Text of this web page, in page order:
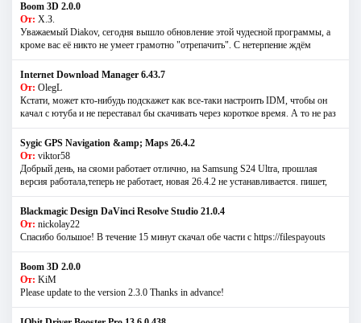
Boom 3D 2.0.0
От: Х.З.
Уважаемый Diakov, сегодня вышло обновление этой чудесной программы, а
кроме вас её никто не умеет грамотно "отрепачить". С нетерпение ждём
Internet Download Manager 6.43.7
От: OlegL
Кстати, может кто-нибудь подскажет как все-таки настроить IDM, чтобы он
качал с ютуба и не переставал бы скачивать через короткое время. А то не раз
Sygic GPS Navigation &amp; Maps 26.4.2
От: viktor58
Добрый день, на сяоми работает отлично, на Samsung S24 Ultra, прошлая
версия работала,теперь не работает, новая 26.4.2 не устанавливается. пишет,
Blackmagic Design DaVinci Resolve Studio 21.0.4
От: nickolay22
Спасибо большое! В течение 15 минут скачал обе части с https://filespayouts
Boom 3D 2.0.0
От: KiM
Please update to the version 2.3.0 Thanks in advance!